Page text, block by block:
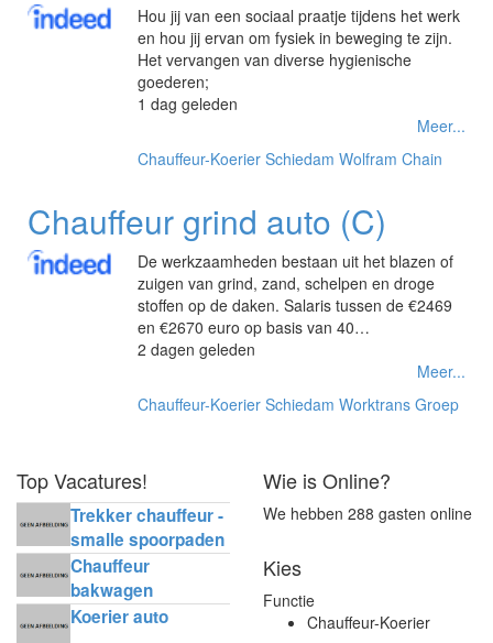
Hou jij van een sociaal praatje tijdens het werk
en hou jij ervan om fysiek in beweging te zijn.
Het vervangen van diverse hygienische
goederen;
1 dag geleden
Meer...
Chauffeur-Koerier Schiedam Wolfram Chain
Chauffeur grind auto (C)
De werkzaamheden bestaan uit het blazen of
zuigen van grind, zand, schelpen en droge
stoffen op de daken. Salaris tussen de €2469
en €2670 euro op basis van 40…
2 dagen geleden
Meer...
Chauffeur-Koerier Schiedam Worktrans Groep
Top Vacatures!
Trekker chauffeur -
smalle spoorpaden
Chauffeur
bakwagen
horecadistributie
Koerier auto
Wie is Online?
We hebben 288 gasten online
Kies
Functie
Chauffeur-Koerier